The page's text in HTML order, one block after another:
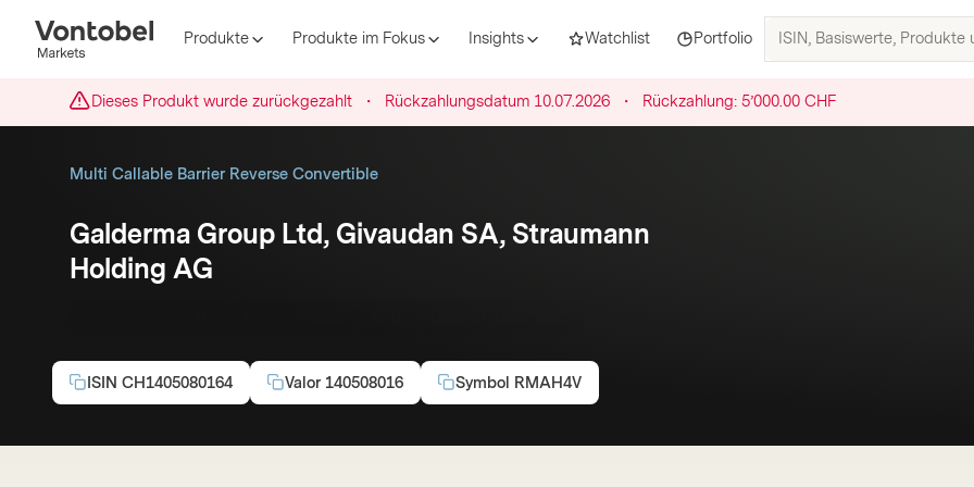
Produkte Produkte im Fokus Insights Watchlist Portfolio
ISIN,
und
Themen
Dieses Produkt wurde zurückgezahlt ・ Rückzahlungsdatum 10.07.2026 ・ Rückzahlung: 5’000.00 CHF
Multi Callable Barrier Reverse Convertible
Galderma Group Ltd, Givaudan SA, Straumann
Holding AG
ISIN CH1405080164 Valor 140508016 Symbol RMAH4V